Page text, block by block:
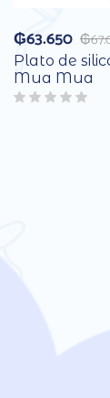
₲
₲63.650
Plato de
Mua Mua